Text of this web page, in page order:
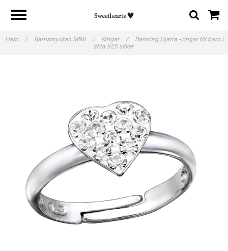
Hem / Barnsmycken MINI / Ringar /
Barnring Hjärta - ringar till barn i
äkta 925 silver